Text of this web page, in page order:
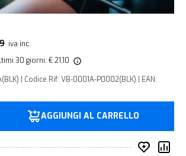
iva inc.
30 giorni: € 21,10
| Codice Rif: VB-0001A-P0002(BLK) | EAN:
AGGIUNGI AL CARRELLO